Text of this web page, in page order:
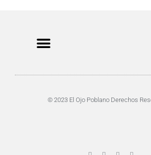
© 2023 El Ojo Poblano Derechos